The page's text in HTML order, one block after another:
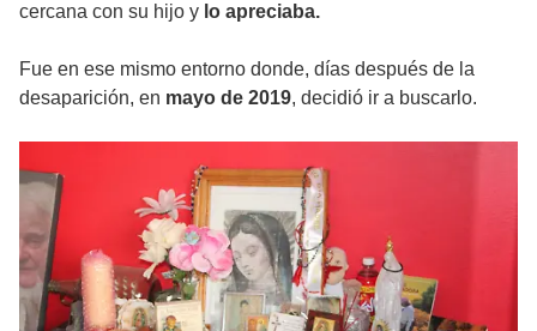
cercana con su hijo y lo apreciaba.
Fue en ese mismo entorno donde, días después de la
desaparición, en mayo de 2019, decidió ir a buscarlo.